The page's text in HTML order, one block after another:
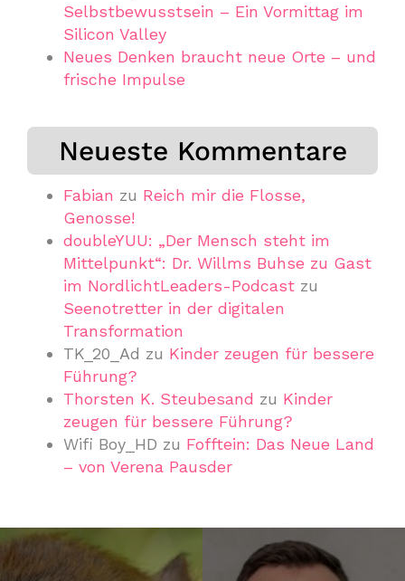
Selbstbewusstsein – Ein Vormittag im
Silicon Valley
Neues Denken braucht neue Orte – und
frische Impulse
Neueste Kommentare
Fabian zu Reich mir die Flosse,
Genosse!
doubleYUU: „Der Mensch steht im
Mittelpunkt“: Dr. Willms Buhse zu Gast
im NordlichtLeaders-Podcast zu
Seenotretter in der digitalen
Transformation
TK_20_Ad zu Kinder zeugen für bessere
Führung?
Thorsten K. Steubesand zu Kinder
zeugen für bessere Führung?
Wifi Boy_HD zu Fofftein: Das Neue Land
– von Verena Pausder